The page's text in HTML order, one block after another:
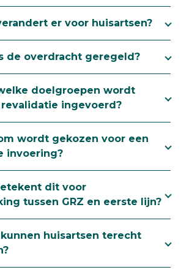
er voor huisartsen?
de overdracht geregeld?
doelgroepen wordt
ingevoerd?
wordt gekozen voor een
invoering?
dit voor
tussen GRZ en eerste lijn?
kunnen huisartsen terecht